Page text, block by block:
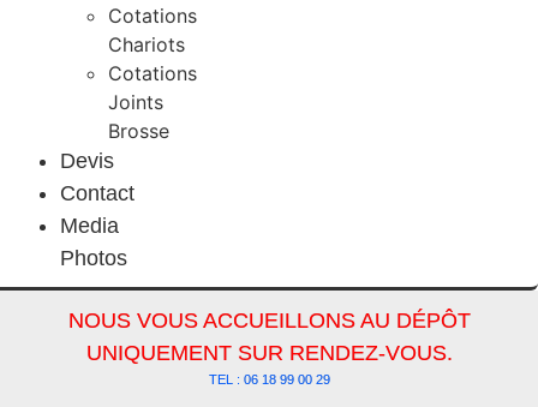
Cotations
Chariots
Cotations
Joints
Brosse
Devis
Contact
Media
Photos
NOUS VOUS ACCUEILLONS AU DÉPÔT
UNIQUEMENT SUR RENDEZ-VOUS.
TEL : 06 18 99 00 29